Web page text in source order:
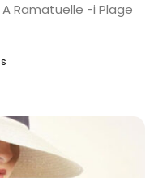
Ramatuelle -i Plage